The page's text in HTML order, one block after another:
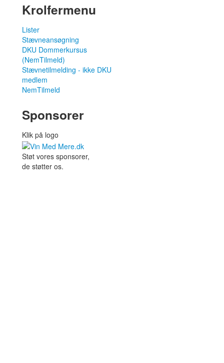
Krolfermenu
Lister
Stævneansøgning
DKU Dommerkursus
(NemTilmeld)
Stævnetilmelding - ikke DKU
medlem
NemTilmeld
Sponsorer
Klik på logo
Støt vores sponsorer,
de støtter os.